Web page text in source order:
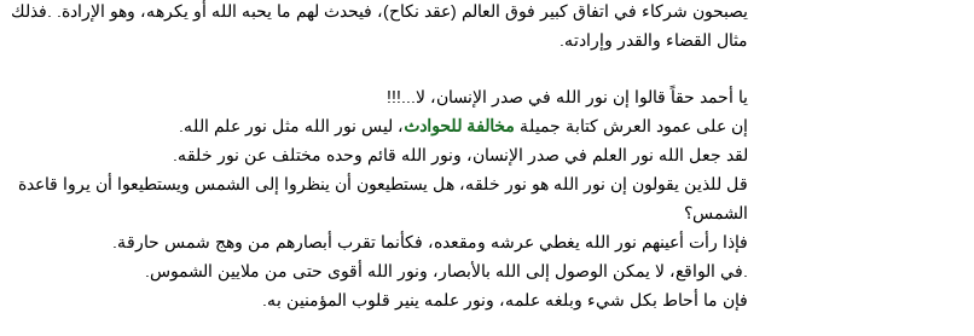
يصبحون شركاء في اتفاق كبير فوق العالم (عقد نكاح)، فيحدث لهم ما يحبه الله أو يكرهه، وهو الإرادة. .فذلك
مثال القضاء والقدر وإرادته.
يا أحمد حقاً قالوا إن نور الله في صدر الإنسان، لا...!!!
إن على عمود العرش كتابة جميلة مخالفة للحوادث، ليس نور الله مثل نور علم الله.
لقد جعل الله نور العلم في صدر الإنسان، ونور الله قائم وحده مختلف عن نور خلقه.
قل للذين يقولون إن نور الله هو نور خلقه، هل يستطيعون أن ينظروا إلى الشمس ويستطيعوا أن يروا قاعدة
الشمس؟
فإذا رأت أعينهم نور الله يغطي عرشه ومقعده، فكأنما تقرب أبصارهم من وهج شمس حارقة.
.في الواقع، لا يمكن الوصول إلى الله بالأبصار، ونور الله أقوى حتى من ملايين الشموس.
فإن ما أحاط بكل شيء وبلغه علمه، ونور علمه ينير قلوب المؤمنين به.